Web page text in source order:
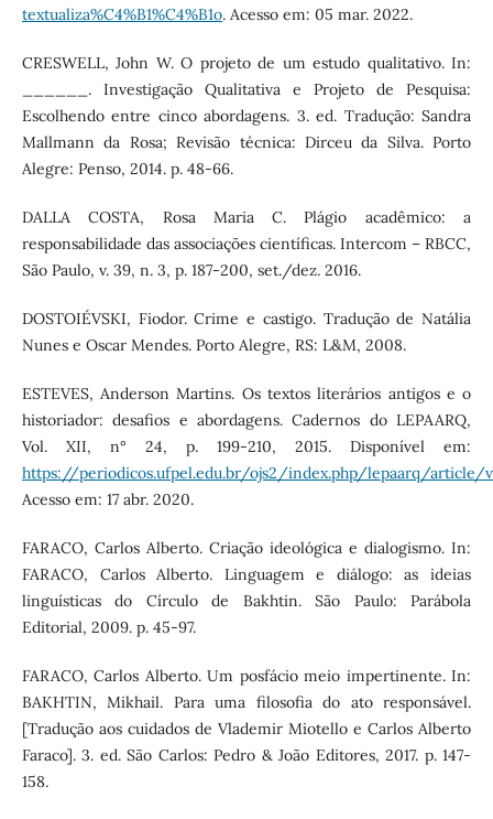
textualiza%C4%B1%C4%B1o. Acesso em: 05 mar. 2022.
CRESWELL, John W. O projeto de um estudo qualitativo. In:
______. Investigação Qualitativa e Projeto de Pesquisa:
Escolhendo entre cinco abordagens. 3. ed. Tradução: Sandra
Mallmann da Rosa; Revisão técnica: Dirceu da Silva. Porto
Alegre: Penso, 2014. p. 48-66.
DALLA COSTA, Rosa Maria C. Plágio acadêmico: a
responsabilidade das associações científicas. Intercom – RBCC,
São Paulo, v. 39, n. 3, p. 187-200, set./dez. 2016.
DOSTOIÉVSKI, Fiodor. Crime e castigo. Tradução de Natália
Nunes e Oscar Mendes. Porto Alegre, RS: L&M, 2008.
ESTEVES, Anderson Martins. Os textos literários antigos e o
historiador: desafios e abordagens. Cadernos do LEPAARQ,
Vol. XII, n° 24, p. 199-210, 2015. Disponível em:
https://periodicos.ufpel.edu.br/ojs2/index.php/lepaarq/article/
Acesso em: 17 abr. 2020.
FARACO, Carlos Alberto. Criação ideológica e dialogismo. In:
FARACO, Carlos Alberto. Linguagem e diálogo: as ideias
linguísticas do Círculo de Bakhtin. São Paulo: Parábola
Editorial, 2009. p. 45-97.
FARACO, Carlos Alberto. Um posfácio meio impertinente. In:
BAKHTIN, Mikhail. Para uma filosofia do ato responsável.
[Tradução aos cuidados de Vlademir Miotello e Carlos Alberto
Faraco]. 3. ed. São Carlos: Pedro & João Editores, 2017. p. 147-
158.